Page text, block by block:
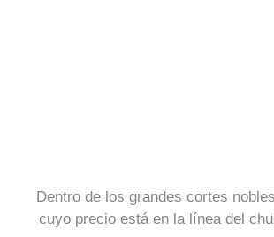
Dentro de los grandes cortes
cuyo precio está en la línea del